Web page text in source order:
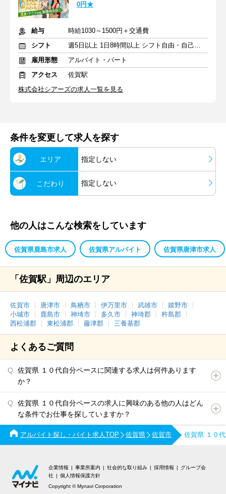
0円★
給与
時給1030～1500円＋交通費
シフト
週5日以上 1日8時間以上 シフト自由・自己申告
雇用形態
アルバイト・パート
アクセス
佐賀駅
株式会社シアーズの求人一覧を見る
条件を変更して求人を探す
エリア 指定しない
こだわり 指定しない
他の人はこんな検索をしています
佐賀県鹿島市求人 佐賀県アルバイト 佐賀県唐津市求人
「佐賀駅」周辺のエリア
佐賀市 唐津市 鳥栖市 伊万里市 武雄市
嬉野市
小城市
鹿島市 神埼市 多久市 神埼郡
杵島郡
西松浦郡
東松浦郡 藤津郡 三養基郡
よくあるご質問
佐賀県 １０代自分ペースに関連する求人は何件あります
か？
佐賀県 １０代自分ペースの求人に興味のある他の人はどん
な条件でお仕事を探していますか？
アルバイト探し・バイト求人TOP 佐賀県 佐賀市 佐賀県 １０
企業情報 事業所案内 社会的な取り組み 採用情報
グループ会
社
個人情報保護方針
Copyright © Mynavi Corporation